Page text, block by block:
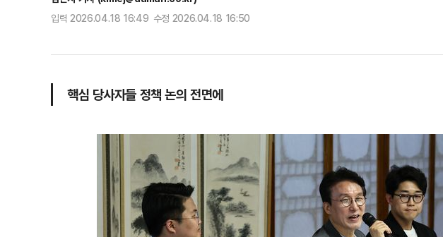
입력 2026.04.18 16:49 수정 2026.04.18 16:50
핵심 당사자들 정책 논의 전면에